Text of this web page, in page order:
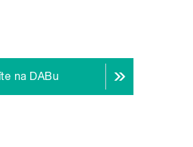
na DABu